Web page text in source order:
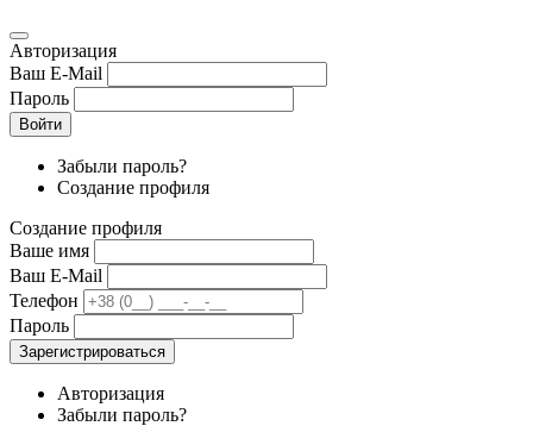
Авторизация
Ваш E-Mail
Пароль
Войти
Забыли пароль?
Создание профиля
Создание профиля
Ваше имя
Ваш E-Mail
Телефон
Пароль
Зарегистрироваться
Авторизация
Забыли пароль?